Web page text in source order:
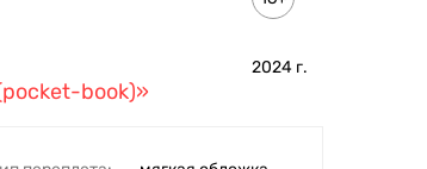
2024 г.
book)»